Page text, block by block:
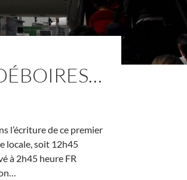
l’écriture de ce premier
locale, soit 12h45
à 2h45 heure FR